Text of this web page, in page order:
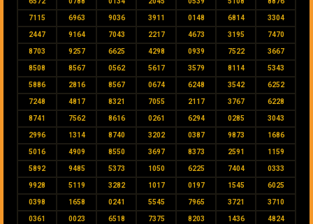
7115 6963 9036 3911 0148 6814 3304
2447 9164 7043 2217 4673 3195 7470
8703 9257 6625 4298 0939 7522 3667
8508 8567 0562 5617 3579 8114 5343
5886 2816 8567 0674 6248 3542 6252
7248 4817 8321 7055 2117 3767 6228
8741 7562 8616 0261 6294 0285 3043
2996 1314 8740 3202 0387 9873 1686
5016 4909 8550 3697 8373 2591 1159
5892 9485 5373 1050 6225 7404 0333
9928 5119 3282 1017 0197 1545 6025
0398 1658 0241 5545 7965 3721 3710
0361 0023 6518 7375 8203 1436 4824